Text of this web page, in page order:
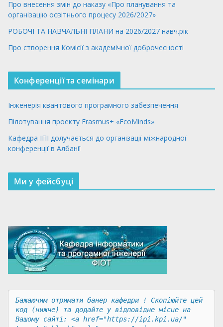
Про внесення змін до наказу «Про планування та
організацію освітнього процесу 2026/2027»
РОБОЧІ ТА НАВЧАЛЬНІ ПЛАНИ на 2026/2027 навч.рік
Про створення Комісії з академічної доброчесності
Конференції та семінари
Інженерія квантового програмного забезпечення
Пілотування проекту Erasmus+ «EcoMinds»
Кафедра ІПІ долучається до організації міжнародної
конференції в Албанії
Ми у фейсбуці
Бажаючим отримати банер кафедри ! Скопіюйте цей
код (нижче) та додайте у відповідне місце на
Вашому сайті: <a href="https://ipi.kpi.ua/"